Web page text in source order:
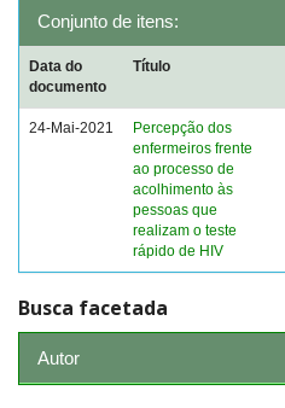
Conjunto de itens:
Data do
documento
Título
24-Mai-2021
Percepção dos
enfermeiros frente
ao processo de
acolhimento às
pessoas que
realizam o teste
rápido de HIV
Busca facetada
Autor